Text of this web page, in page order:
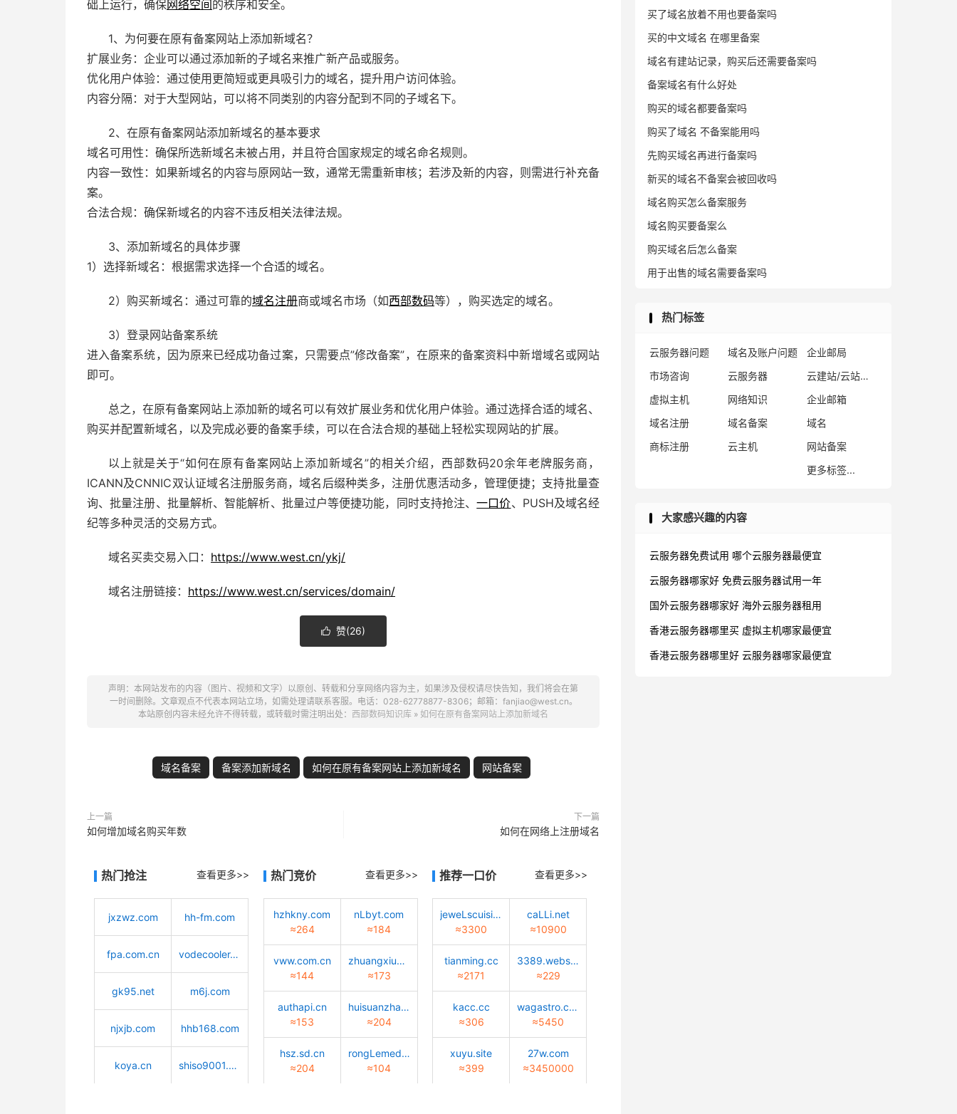
础上运行，确保网络空间的秩序和安全。
1、为何要在原有备案网站上添加新域名？
扩展业务：企业可以通过添加新的子域名来推广新产品或服务。
优化用户体验：通过使用更简短或更具吸引力的域名，提升用户访问体验。
内容分隔：对于大型网站，可以将不同类别的内容分配到不同的子域名下。
2、在原有备案网站添加新域名的基本要求
域名可用性：确保所选新域名未被占用，并且符合国家规定的域名命名规则。
内容一致性：如果新域名的内容与原网站一致，通常无需重新审核；若涉及新的内容，则需进行补充备
案。
合法合规：确保新域名的内容不违反相关法律法规。
3、添加新域名的具体步骤
1）选择新域名：根据需求选择一个合适的域名。
2）购买新域名：通过可靠的域名注册商或域名市场（如西部数码等），购买选定的域名。
3）登录网站备案系统
进入备案系统，因为原来已经成功备过案，只需要点”修改备案”，在原来的备案资料中新增域名或网站
即可。
总之，在原有备案网站上添加新的域名可以有效扩展业务和优化用户体验。通过选择合适的域名、
购买并配置新域名，以及完成必要的备案手续，可以在合法合规的基础上轻松实现网站的扩展。
以上就是关于“如何在原有备案网站上添加新域名”的相关介绍， 西部数码20余年老牌服务商，
ICANN及CNNIC双认证域名注册服务商，域名后缀种类多，注册优惠活动多，管理便捷；支持批量查
询、批量注册、批量解析、智能解析、批量过户等便捷功能，同时支持抢注、一口价、PUSH及域名经
纪等多种灵活的交易方式。
域名买卖交易入口： https://www.west.cn/ykj/
域名注册链接： https://www.west.cn/services/domain/
 赞(26)
声明：本网站发布的内容（图片、视频和文字）以原创、转载和分享网络内容为主，如果涉及侵权请尽快告知，我们将会在第
一时间删除。文章观点不代表本网站立场，如需处理请联系客服。电话：028-62778877-8306；邮箱：fanjiao@west.cn。
本站原创内容未经允许不得转载，或转载时需注明出处： 西部数码知识库 » 如何在原有备案网站上添加新域名
域名备案 备案添加新域名 如何在原有备案网站上添加新域名 网站备案
上一篇
如何增加域名购买年数
下一篇
如何在网络上注册域名
热门抢注 查看更多>>
jxzwz.com hh-fm.com
fpa.com.cn vodecooler.cn
gk95.net m6j.com
njxjb.com hhb168.com
koya.cn shiso9001.com
热门竞价 查看更多>>
hzhkny.com
≈264
nLbyt.com
≈184
vww.com.cn
≈144
zhuangxiu9.com
≈173
authapi.cn
≈153
huisuanzhang.sd.cn
≈204
hsz.sd.cn
≈204
rongLemedicaL.com
≈104
推荐一口价 查看更多>>
jeweLscuisine.com
≈3300
caLLi.net
≈10900
tianming.cc
≈2171
3389.website
≈229
kacc.cc
≈306
wagastro.com
≈5450
xuyu.site
≈399
27w.com
≈3450000
买了域名放着不用也要备案吗
买的中文域名 在哪里备案
域名有建站记录，购买后还需要备案吗
备案域名有什么好处
购买的域名都要备案吗
购买了域名 不备案能用吗
先购买域名再进行备案吗
新买的域名不备案会被回收吗
域名购买怎么备案服务
域名购买要备案么
购买域名后怎么备案
用于出售的域名需要备案吗
热门标签
云服务器问题 域名及账户问题
企业邮局
市场咨询
云服务器
云建站/云站群/小程序
虚拟主机
网络知识
企业邮箱
域名注册
域名备案
域名
商标注册
云主机
网站备案
更多标签...
大家感兴趣的内容
云服务器免费试用 哪个云服务器最便宜
云服务器哪家好 免费云服务器试用一年
国外云服务器哪家好 海外云服务器租用
香港云服务器哪里买 虚拟主机哪家最便宜
香港云服务器哪里好 云服务器哪家最便宜